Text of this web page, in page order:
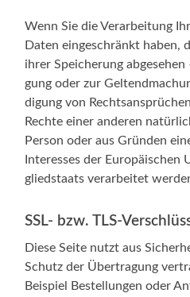
Wenn Sie die Ver­ar­bei­tung
Daten ein­ge­schränkt haben,
ihrer Spei­che­rung
gung oder zur
di­gung von
Rech­te einer ande­ren
Per­son oder aus Grün­den
Inter­es­ses der
glied­staats ver­ar­bei­tet
SSL- bzw. TLS-
Die­se Sei­te nutzt aus
Schutz der Über­tra­gung
Bei­spiel Bestel­lun­gen oder